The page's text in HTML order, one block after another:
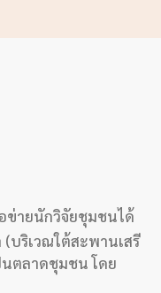
ข่ายนักวิจัยชุมชนได้
บริเวณใต้สะพานเสรี
นตลาดชุมชน โดย